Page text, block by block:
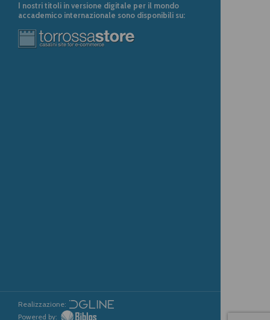
I nostri titoli in versione digitale per il mondo
accademico internazionale sono disponibili su:
Realizzazione:
Powered by: